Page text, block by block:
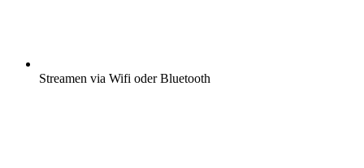
Streamen via Wifi oder Bluetooth